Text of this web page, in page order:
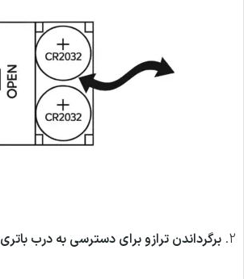
2. برگرداندن ترازو برای دسترسی به درب باتری